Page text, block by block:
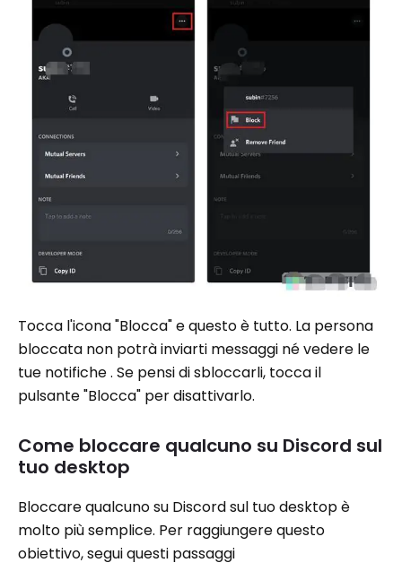
Tocca l'icona "Blocca" e questo è tutto. La persona
bloccata non potrà inviarti messaggi né vedere le
tue notifiche . Se pensi di sbloccarli, tocca il
pulsante "Blocca" per disattivarlo.
Come bloccare qualcuno su Discord sul
tuo desktop
Bloccare qualcuno su Discord sul tuo desktop è
molto più semplice. Per raggiungere questo
obiettivo, segui questi passaggi